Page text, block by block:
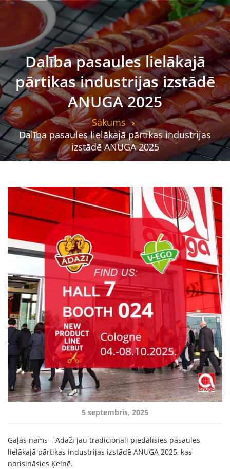
Sākums
Produkcija
Mūsu Partneri
Par ražotāju
Kontakti
Sadarbībai
67 produktu kolekcija
Dalība pasaules lielākajā
pārtikas industrijas izstādē
ANUGA 2025
Sākums
Dalība pasaules lielākajā pārtikas industrijas
izstādē ANUGA 2025
5 septembris, 2025
Gaļas nams – Ādaži jau tradicionāli piedalīsies pasaules
lielākajā pārtikas industrijas izstādē ANUGA 2025, kas
norisināsies Ķelnē.